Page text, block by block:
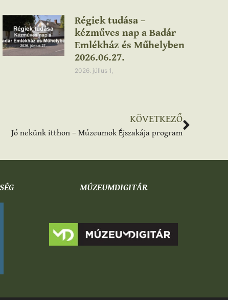
Régiek tudása –
kézműves nap a Badár
Emlékház és Műhelyben
2026.06.27.
2026. július 1,
KÖVETKEZŐ
Jó nekünk itthon – Múzeumok Éjszakája program
MÚZEUMDIGITÁR